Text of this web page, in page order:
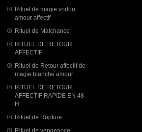
Rituel de magie vodou
amour affectif
Rituel de Malchance
RITUEL DE RETOUR
AFFECTIF
Rituel de Retour affectif de
magie blanche amour
RITUEL DE RETOUR
AFFECTIF RAPIDE EN 48
H
Rituel de Rupture
Rituel de vengeance